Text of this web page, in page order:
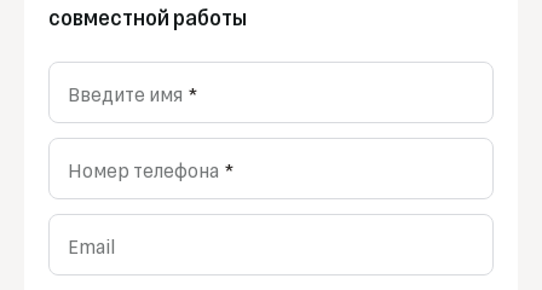
совместной работы
Введите имя *
Номер телефона *
Email